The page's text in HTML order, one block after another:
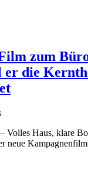
zum
die
Volles Haus, klare
neue